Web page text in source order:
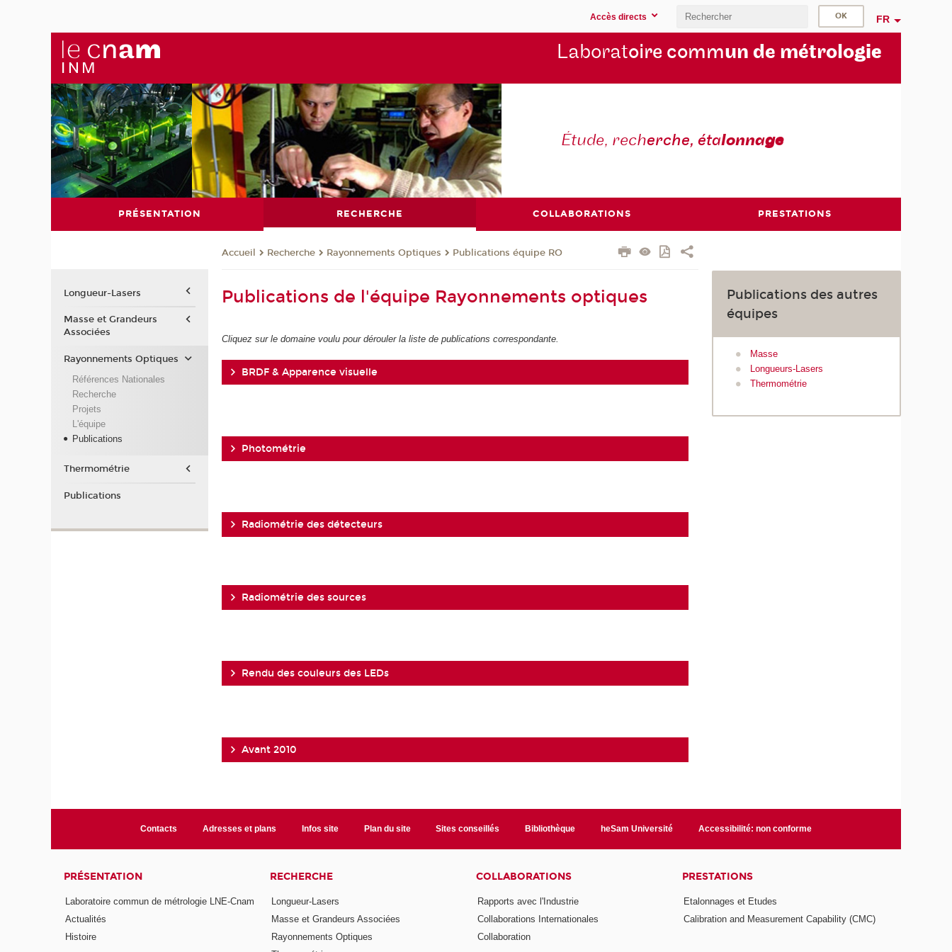
Accès directs FR
Laboratoire commun de métrologie
Étude, recherche, étalonnage
PRÉSENTATION RECHERCHE COLLABORATIONS PRESTATIONS
Accueil Recherche Rayonnements Optiques Publications équipe RO
Publications de l'équipe Rayonnements optiques
Cliquez sur le domaine voulu pour dérouler la liste de publications correspondante.
BRDF & Apparence visuelle
Photométrie
Radiométrie des détecteurs
Radiométrie des sources
Rendu des couleurs des LEDs
Avant 2010
Publications des autres
équipes
Masse
Longueurs-Lasers
Thermométrie
Longueur-Lasers
Masse et Grandeurs
Associées
Rayonnements Optiques
Références Nationales
Recherche
Projets
L'équipe
Publications
Thermométrie
Publications
Contacts Adresses et plans Infos site Plan du site Sites conseillés Bibliothèque heSam Université Accessibilité: non conforme
PRÉSENTATION
Laboratoire commun de métrologie LNE-Cnam
Actualités
Histoire
RECHERCHE
Longueur-Lasers
Masse et Grandeurs Associées
Rayonnements Optiques
COLLABORATIONS
Rapports avec l'Industrie
Collaborations Internationales
Collaboration
PRESTATIONS
Etalonnages et Etudes
Calibration and Measurement Capability (CMC)